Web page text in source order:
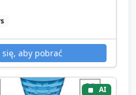
aby pobrać
AI